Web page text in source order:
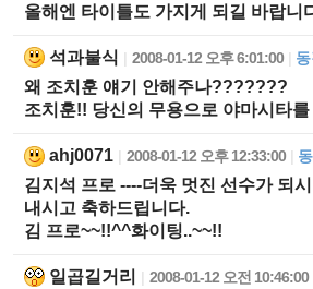
올해엔 타이틀도 가지게 되길 바랍니
석과불식 2008-01-12 오후 6:01:00
왜 조치훈 얘기 안해주나???????
조치훈!! 당신의 무용으로 야마시타
ahj0071 2008-01-12 오후 12:33:00
김지석 프로 ----더욱 멋진 선수가 되
내시고 축하드립니다.
김 프로~~!!^^화이팅..~~!!
일곱길거리 2008-01-12 오전 10:46:00